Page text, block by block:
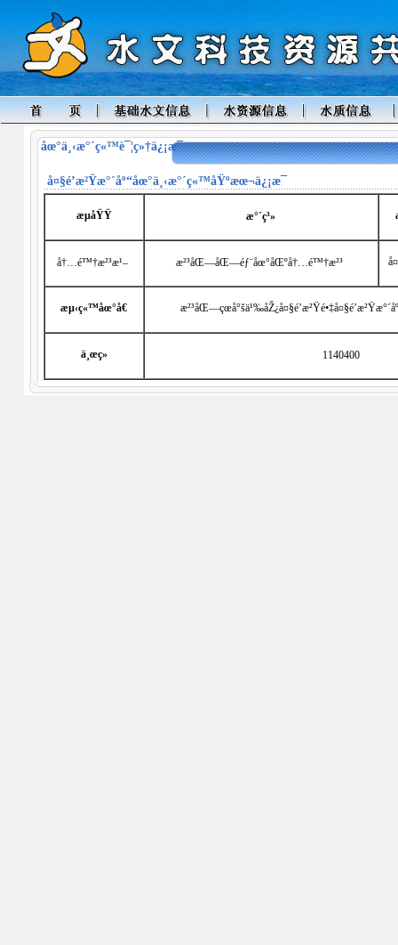
åœ°ä¸‹æ°´ç«™è¯¦ç»†ä¿¡æ¯
å¤§é’æ²Ÿæ°´åº“åœ°ä¸‹æ°´ç«™åŸºæœ¬ä¿¡æ¯
æµåŸŸ æ°´ç³»
å†…é™†æ²³æ¹– æ²³åŒ—åŒ—éƒ¨åœ°åŒºå†…é™†æ²³
æµ‹ç«™åœ°å€
ä¸œç» 1140400